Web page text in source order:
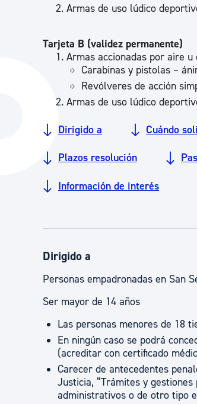
Descubre la ciudad
La ciudad futura
Armas de uso lúdico
Tarjeta B (validez permanente)
Armas accionadas por aire
Carabinas y pistolas –
Revólveres de acción
Armas de uso lúdico
Dirigido a Cuándo
Plazos resolución
Información de interés
Dirigido a
Personas empadronadas en San
Ser mayor de 14 años
Las personas menores de 18
En ningún caso se podrá
(acreditar con certificado
Carecer de antecedentes
Justicia, “Trámites y
administrativos o de otro tipo